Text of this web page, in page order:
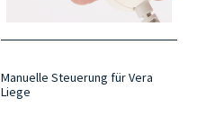
Manuelle Steuerung für Vera
Liege